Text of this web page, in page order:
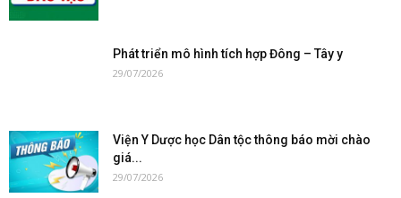
Phát triển mô hình tích hợp Đông – Tây y
29/07/2026
Viện Y Dược học Dân tộc thông báo mời chào
giá...
29/07/2026